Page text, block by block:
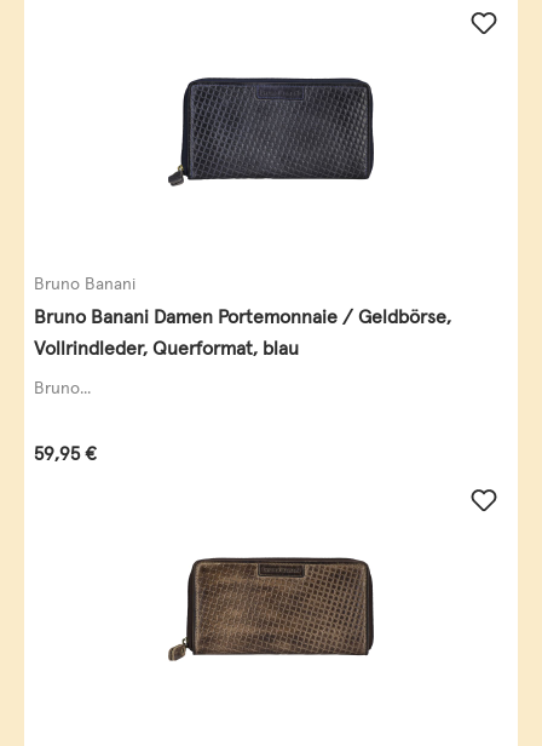
Bruno Banani
Bruno Banani Damen Portemonnaie / Geldbörse,
Vollrindleder, Querformat, blau
Bruno...
Regulärer Preis:
59,95 €